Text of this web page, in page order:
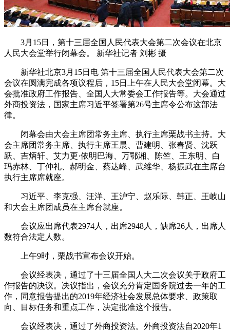
3月15日，第十三届全国人民代表大会第二次会议在北京
人民大会堂举行闭幕会。 新华社记者 刘彬 摄
新华社北京3月15日电 第十三届全国人民代表大会第二次
会议在圆满完成各项议程后，15日上午在人民大会堂闭幕。大
会批准政府工作报告、全国人大常委会工作报告等。大会通过
外商投资法，国家主席习近平签署第26号主席令公布这部法
律。
闭幕会由大会主席团常务主席、执行主席栗战书主持。大
会主席团常务主席、执行主席王晨、曹建明、张春贤、沈跃
跃、吉炳轩、艾力更·依明巴海、万鄂湘、陈竺、王东明、白
玛赤林、丁仲礼、郝明金、蔡达峰、武维华、杨振武在主席台
执行主席席就座。
习近平、李克强、汪洋、王沪宁、赵乐际、韩正、王岐山
和大会主席团成员在主席台就座。
会议应出席代表2974人，出席2948人，缺席26人，出席人
数符合法定人数。
上午9时，栗战书宣布会议开始。
会议经表决，通过了十三届全国人大二次会议关于政府工
作报告的决议。决议指出，会议充分肯定国务院过去一年的工
作，同意报告提出的2019年经济社会发展总体要求、政策取
向、目标任务和重点工作，决定批准这个报告。
会议经表决，通过了外商投资法。外商投资法自2020年1